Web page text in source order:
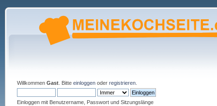
Willkommen Gast. Bitte einloggenoder registrieren.
Einloggen mit Benutzername, Passwort und Sitzungslänge